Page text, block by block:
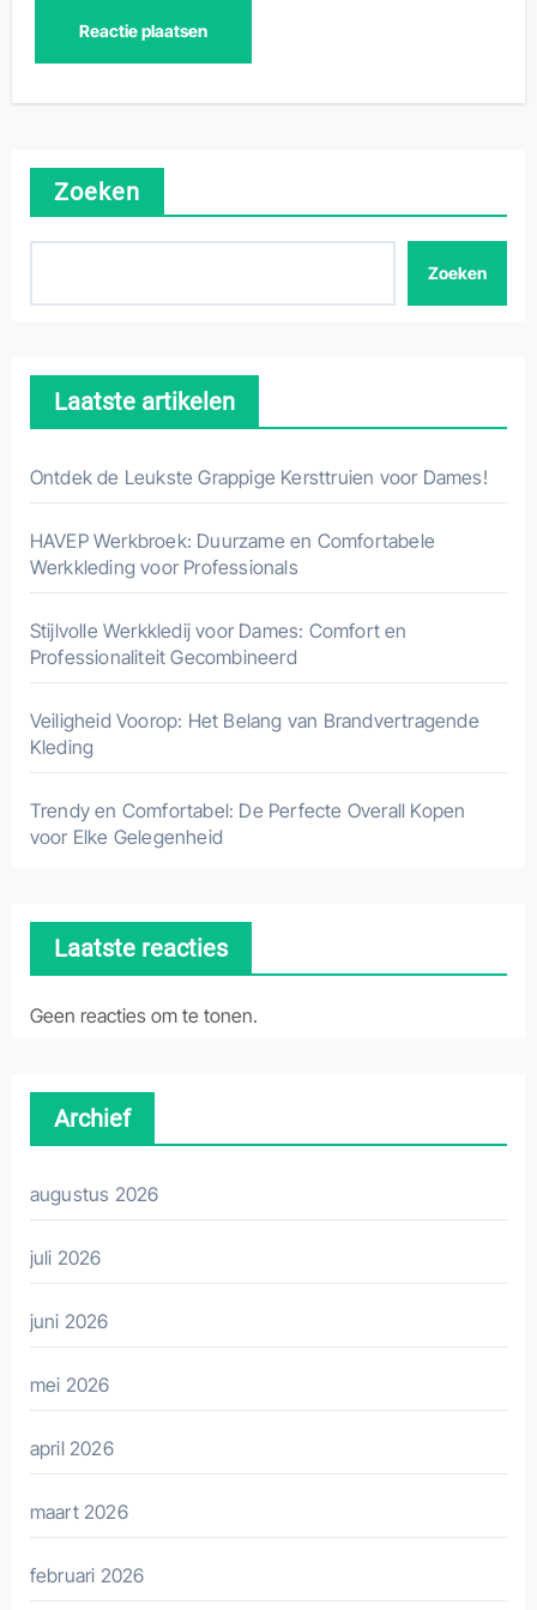
Zoeken
Zoeken
Laatste artikelen
Ontdek de Leukste Grappige Kersttruien voor Dames!
HAVEP Werkbroek: Duurzame en Comfortabele
Werkkleding voor Professionals
Stijlvolle Werkkledij voor Dames: Comfort en
Professionaliteit Gecombineerd
Veiligheid Voorop: Het Belang van Brandvertragende
Kleding
Trendy en Comfortabel: De Perfecte Overall Kopen
voor Elke Gelegenheid
Laatste reacties
Geen reacties om te tonen.
Archief
augustus 2026
juli 2026
juni 2026
mei 2026
april 2026
maart 2026
februari 2026